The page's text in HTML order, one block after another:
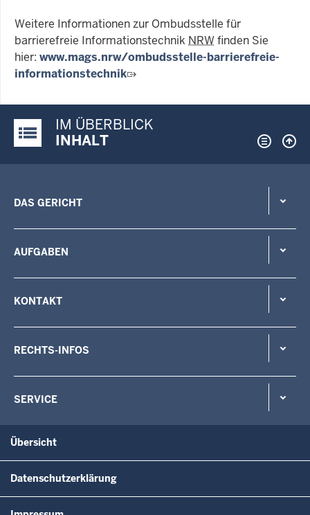
Weitere Informationen zur Ombudsstelle für
barrierefreie Informationstechnik NRWfinden Sie
hier: www.mags.nrw/ombudsstelle-barrierefreie-
informationstechnik
Justiz-Portal im Überblick:
IM ÜBERBLICK
INHALT
DAS GERICHT
AUFGABEN
KONTAKT
RECHTS-INFOS
SERVICE
Übersicht
Datenschutzerklärung